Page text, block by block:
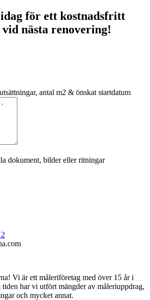
för ett kostnadsfritt
nästa renovering!
antal m2 & önskat startdatum
dokument, bilder eller ritningar
Vi är ett måleriföretag med över 15 år i
tiden har vi utfört mängder av måleriuppdrag,
och mycket annat.